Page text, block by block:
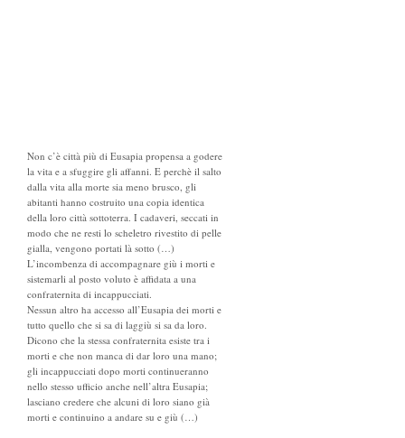
Non c’è città più di Eusapia propensa a godere
la vita e a sfuggire gli affanni. E perchè il salto
dalla vita alla morte sia meno brusco, gli
abitanti hanno costruito una copia identica
della loro città sottoterra. I cadaveri, seccati in
modo che ne resti lo scheletro rivestito di pelle
gialla, vengono portati là sotto (…)
L’incombenza di accompagnare giù i morti e
sistemarli al posto voluto è affidata a una
confraternita di incappucciati.
Nessun altro ha accesso all’Eusapia dei morti e
tutto quello che si sa di laggiù si sa da loro.
Dicono che la stessa confraternita esiste tra i
morti e che non manca di dar loro una mano;
gli incappucciati dopo morti continueranno
nello stesso ufficio anche nell’altra Eusapia;
lasciano credere che alcuni di loro siano già
morti e continuino a andare su e giù (…)